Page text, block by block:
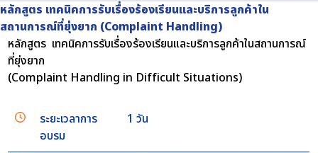
หลักสูตร เทคนิคการรับเรื่องร้องเรียนและบริการลูกค้าใน
สถานการณ์ที่ยุ่งยาก (Complaint Handling)
หลักสูตร เทคนิคการรับเรื่องร้องเรียนและบริการลูกค้าในสถานการณ์
ที่ยุ่งยาก
(Complaint Handling in Difficult Situations)
ระยะเวลาการ
อบรม
1 วัน